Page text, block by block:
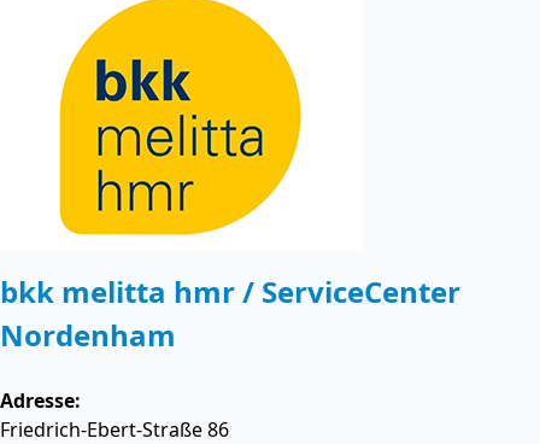
bkk melitta hmr / ServiceCenter
Nordenham
Adresse:
Friedrich-Ebert-Straße 86